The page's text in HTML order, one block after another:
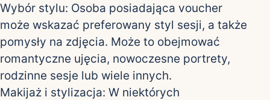
Wybór stylu: Osoba posiadająca voucher
może wskazać preferowany styl sesji, a także
pomysły na zdjęcia. Może to obejmować
romantyczne ujęcia, nowoczesne portrety,
rodzinne sesje lub wiele innych.
Makijaż i stylizacja: W niektórych